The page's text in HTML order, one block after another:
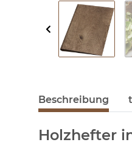
Beschreibung
Holzhefter